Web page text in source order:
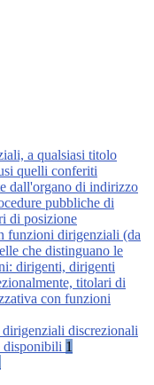
a qualsiasi titolo
quelli conferiti
dall'organo di indirizzo
pubbliche di
di posizione
funzioni dirigenziali (da
che distinguano le
dirigenti, dirigenti
titolari di
con funzioni
discrezionali
disponibili 1